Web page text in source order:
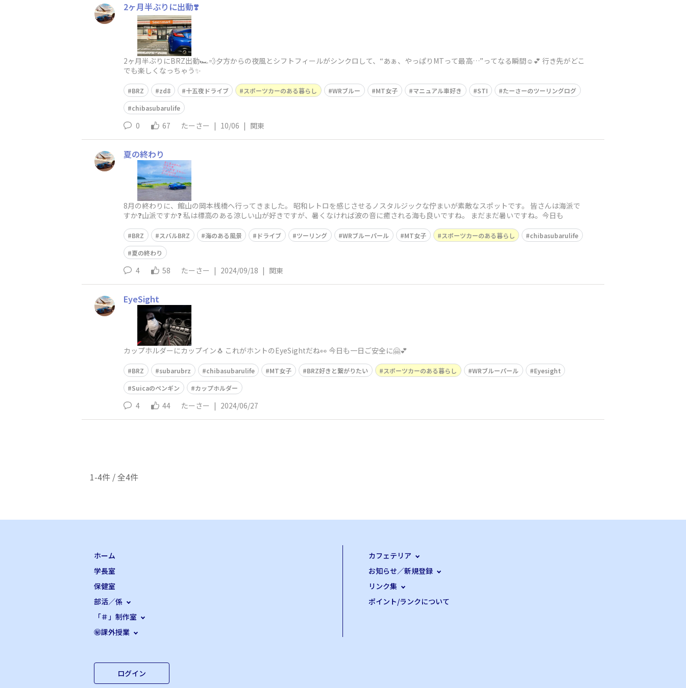
2ヶ月半ぶりに出動❣️
2ヶ月半ぶりにBRZ出動🏎️💨夕方からの夜風とシフトフィールがシンクロして、“あぁ、やっぱりMTって最高…”ってなる瞬間☺️💕 行き先がどこ
でも楽しくなっちゃう✨
BRZ zd8 十五夜ドライブ スポーツカーのある暮らし WRブルー MT女子 マニュアル車好き STI
たーさーのツーリングログ
chibasubarulife
0 67 たーさー | 10/06 | 関東
夏の終わり
8月の終わりに、館山の岡本桟橋へ行ってきました。 昭和レトロを感じさせるノスタルジックな佇まいが素敵なスポットです。 皆さんは海派で
すか❓山派ですか❓ 私は標高のある涼しい山が好きですが、暑くなければ波の音に癒される海も良いですね。 まだまだ暑いですね。今日も
BRZ スバルBRZ 海のある風景 ドライブ ツーリング WRブルーパール MT女子 スポーツカーのある暮らし
chibasubarulife
夏の終わり
4 58 たーさー | 2024/09/18 | 関東
EyeSight
カップホルダーにカップイン🐧 これがホントのEyeSightだね👀 今日も一日ご安全に🤗💕
BRZ subarubrz chibasubarulife MT女子 BRZ好きと繋がりたい スポーツカーのある暮らし WRブルーパール
Eyesight
Suicaのペンギン
カップホルダー
4 44 たーさー | 2024/06/27
1-4件 / 全4件
ホーム
学長室
保健室
部活／係
「＃」制作室
㊙課外授業
カフェテリア
お知らせ／新規登録
リンク集
ポイント/ランクについて
ログイン